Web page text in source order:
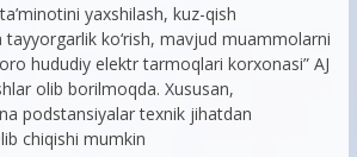
yaxshilash, kuz-qish
ko‘rish, mavjud muammolarni
hududiy elektr tarmoqlari korxonasi” AJ
olib borilmoqda. Xususan,
podstansiyalar texnik jihatdan
chiqishi mumkin